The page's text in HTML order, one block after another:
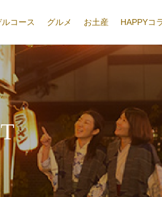
ルコース グルメ お土産 HAPPYコ